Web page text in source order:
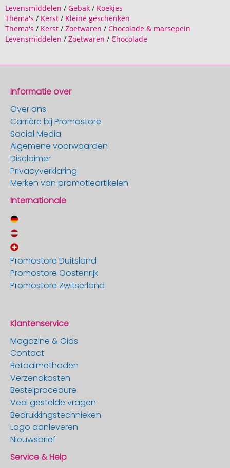
Levensmiddelen / Gebak / Koekjes
Thema's / Kerst / Kleine geschenken
Thema's / Kerst / Zoetwaren / Chocolade & marsepein
Levensmiddelen / Zoetwaren / Chocolade
Informatie over
Over ons
Carrière bij Promostore
Social Media
Algemene voorwaarden
Disclaimer
Privacyverklaring
Merken van promotieartikelen
Internationale
Promostore Duitsland
Promostore Oostenrijk
Promostore Zwitserland
Klantenservice
Magazine & Gids
Contact
Betaalmethoden
Verzendkosten
Bestelprocedure
Veel gestelde vragen
Bedrukkingstechnieken
Logo aanleveren
Nieuwsbrief
Service & Help